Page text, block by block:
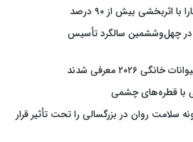
اثربخشی بیش از ۹۰ درصد
در چهل‌وششمین سالگرد تأسیس
۲۰۲۶ معرفی شدند
با قطره‌های چشمی
سلامت روان در بزرگسالی را تحت تأثیر قرار